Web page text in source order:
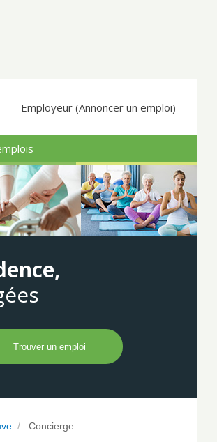
Employeur (Annoncer un emploi)
/ Concierge